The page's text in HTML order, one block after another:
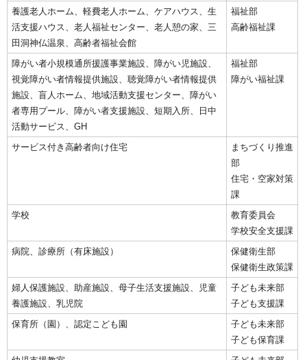
養護老人ホーム、軽費老人ホーム、ケアハウス、生
活支援ハウス、老人福祉センター、老人憩の家、三
田洞神仏温泉、高齢者福祉会館
福祉部
高齢福祉課
障がい者小規模通所援護事業施設、障がい児施設、
視覚障がい者情報提供施設、聴覚障がい者情報提供
施設、盲人ホーム、地域活動支援センター、障がい
者専用プール、障がい者支援施設、短期入所、日中
活動サービス、GH
福祉部
障がい福祉課
サービス付き高齢者向け住宅
まちづくり推進
部
住宅・空家対策
課
学校
教育委員会
学校安全支援課
病院、診療所（有床施設）
保健衛生部
保健衛生政策課
婦人保護施設、助産施設、母子生活支援施設、児童
養護施設、乳児院
子ども未来部
子ども支援課
保育所（園）、認定こども園
子ども未来部
子ども保育課